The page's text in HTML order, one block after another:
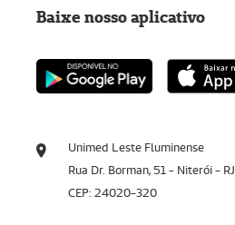
Unimed Leste Fluminense
Rua Dr. Borman, 51 - Niterói - RJ
CEP: 24020-320
Baixe nosso aplicativo